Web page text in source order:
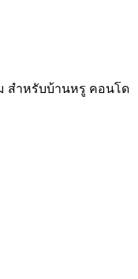
สำหรับบ้านหรู คอนโด